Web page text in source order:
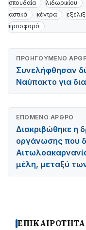
σπουδαία
λιδωρικίου
αστικά
κέντρα
προσφορά
ΠΡΟΗΓΟΎΜΕΝΟ
Συνελήφθησαν
Ναύπακτο για
ΕΠΌΜΕΝΟ ΆΡΘΡΟ
Διακριβώθηκε η
οργάνωσης που
μέλη, μεταξύ
ΕΠΙΚΑΙΡΟΤΗΤΑ